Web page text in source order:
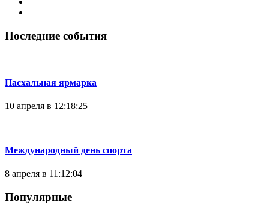
Последние события
Пасхальная ярмарка
10 апреля в 12:18:25
Международный день спорта
8 апреля в 11:12:04
Популярные